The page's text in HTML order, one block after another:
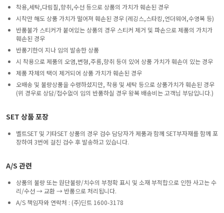
착용,세탁,다림질,향취,수선 등으로 상품의 가치가 훼손된 경우
시착만 해도 상품 가치가 떨어져 훼손된 경우 (레깅스,스타킹,언더웨어,수영복 등)
반품불가 스티커가 붙어있는 상품의 경우 스티커 제거 및 파손으로 제품의 가치가
훼손된 경우
반품기한이 지나 임의 발송한 상품
시 착용으로 제품의 오염,변형,주름,향취 등이 있어 상품 가치가 훼손이 있는 경우
제품 자체의 택이 제거되어 상품 가치가 훼손된 경우
오배송 및 불량상품을 수령하셨지만, 착용 및 세탁 등으로 상품가치가 훼손된 경우
(위 경우로 상담/접수없이 임의 반품하실 경우 왕복 배송비는 고객님 부담입니다.)
SET 상품 포장
벨트SET 및 기타SET 상품의 경우 검수 담당자가 제품과 함께 SET부자재를 함께 포
장하여 3번에 걸친 검수 후 발송하고 있습니다.
A/S 관련
상품의 불량 또는 원단불량/치수의 부정확 표시 및 소재 부적합으로 인한 사고는 수
리/수선 → 교환 → 반품으로 처리됩니다.
A/S 책임자와 연락처 : (주)딘트 1600-3178